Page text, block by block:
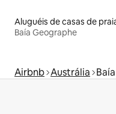
Aluguéis de casas de
Baía Geographe
Airbnb Austrália